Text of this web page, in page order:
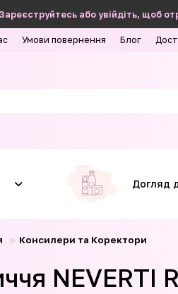
Зареєструйтесь або увійдіть, щоб
Умови повернення Блог
Догляд
Консилери та Коректори
NEVERTI